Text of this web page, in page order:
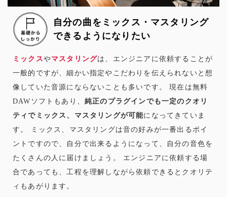
自分の曲をミックス・マスタリング
できるようになりたい
ミックスやマスタリングは、エンジニアに依頼することが
一般的ですが、細かい指定やこだわりを伝えられないと想
像していた音源にならないことも多いです。 現在は無料
DAWソフトもあり、 純正のプラグインでも一定のクオリ
ティでミックス、マスタリングが可能になってきていま
す。 ミックス、マスタリングは音の好みが一番出るポイ
ントですので、自分で出来るようになって、自分の音色を
たくさんの人に届けましょう。 エンジニアに依頼する場
合であっても、工程を理解しながら依頼できるとクオリテ
ィもあがります。